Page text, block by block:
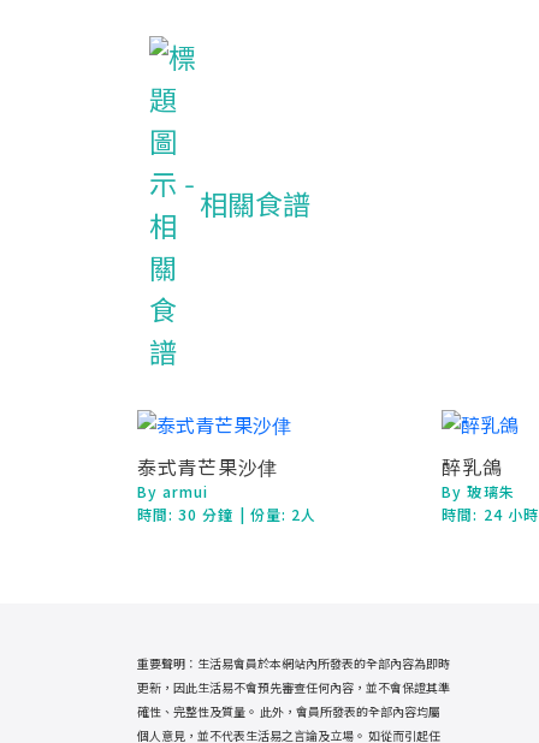
相關食譜
泰式青芒果沙侓
By armui
時間:30 分鐘 | 份量: 2人
醉乳鴿
By 玻璃朱
時間: 24 小
重要聲明：生活易會員於本網站內所發表的全部內容為即時
更新，因此生活易不會預先審查任何內容，並不會保證其準
確性、完整性及質量。 此外，會員所發表的全部內容均屬
個人意見，並不代表生活易之言論及立場。 如從而引起任